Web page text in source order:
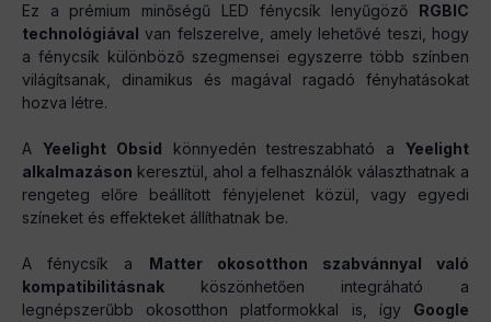
Ez a prémium minőségű LED fénycsík lenyűgöző RGBIC
technológiával van felszerelve, amely lehetővé teszi, hogy
a fénycsík különböző szegmensei egyszerre több színben
világítsanak, dinamikus és magával ragadó fényhatásokat
hozva létre.
A Yeelight Obsid könnyedén testreszabható aYeelight
alkalmazáson keresztül, ahol a felhasználók választhatnak a
rengeteg előre beállított fényjelenet közül, vagy egyedi
színeket és effekteket állíthatnak be.
A fénycsík a Matter okosotthon szabvánnyal való
kompatibilitásnak köszönhetően integráható a
legnépszerűbb okosotthon platformokkal is, így Google